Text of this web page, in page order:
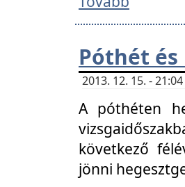
Póthét és
2013. 12. 15. -
A póthéten
következő
jönni